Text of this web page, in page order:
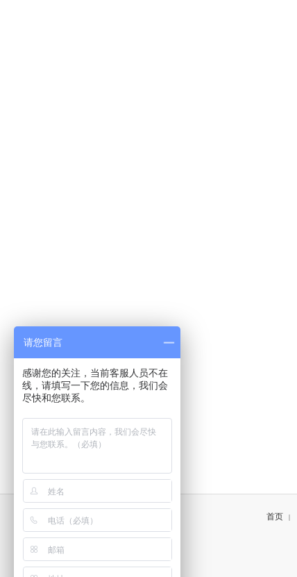
首页 |
请您留言
感谢您的关注，当前客服人员不在
线，请填写一下您的信息，我们会
尽快和您联系。